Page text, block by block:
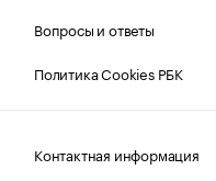
Вопросы и ответы
Политика Cookies РБК
Контактная информация